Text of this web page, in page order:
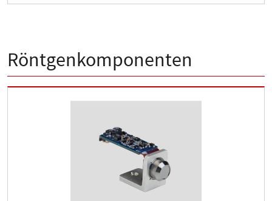
Röntgenkomponenten